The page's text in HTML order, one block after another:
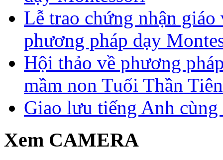
Lễ trao chứng nhận giáo
phương pháp dạy
Hội thảo về phương
mầm non Tuổi Thần Tiên
Giao lưu tiếng Anh
Xem CAMERA